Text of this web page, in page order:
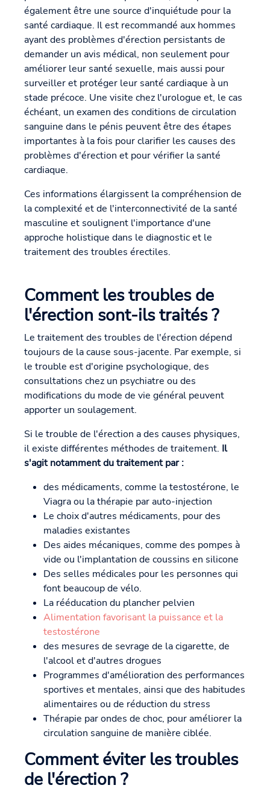
également être une source d'inquiétude pour la
santé cardiaque. Il est recommandé aux hommes
ayant des problèmes d'érection persistants de
demander un avis médical, non seulement pour
améliorer leur santé sexuelle, mais aussi pour
surveiller et protéger leur santé cardiaque à un
stade précoce. Une visite chez l'urologue et, le cas
échéant, un examen des conditions de circulation
sanguine dans le pénis peuvent être des étapes
importantes à la fois pour clarifier les causes des
problèmes d'érection et pour vérifier la santé
cardiaque.
Ces informations élargissent la compréhension de
la complexité et de l'interconnectivité de la santé
masculine et soulignent l'importance d'une
approche holistique dans le diagnostic et le
traitement des troubles érectiles.
Comment les troubles de
l'érection sont-ils traités ?
Le traitement des troubles de l'érection dépend
toujours de la cause sous-jacente. Par exemple, si
le trouble est d'origine psychologique, des
consultations chez un psychiatre ou des
modifications du mode de vie général peuvent
apporter un soulagement.
Si le trouble de l'érection a des causes physiques,
il existe différentes méthodes de traitement. Il
s'agit notamment du traitement par :
des médicaments, comme la testostérone, le
Viagra ou la thérapie par auto-injection
Le choix d'autres médicaments, pour des
maladies existantes
Des aides mécaniques, comme des pompes à
vide ou l'implantation de coussins en silicone
Des selles médicales pour les personnes qui
font beaucoup de vélo.
La rééducation du plancher pelvien
Alimentation favorisant la puissance et la
testostérone
des mesures de sevrage de la cigarette, de
l'alcool et d'autres drogues
Programmes d'amélioration des performances
sportives et mentales, ainsi que des habitudes
alimentaires ou de réduction du stress
Thérapie par ondes de choc, pour améliorer la
circulation sanguine de manière ciblée.
Comment éviter les troubles
de l'érection ?